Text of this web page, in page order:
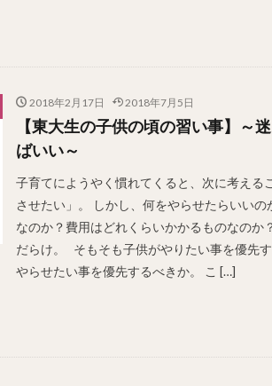
2018年2月17日 2018年7月5日
【東大生の子供の頃の習い事】～
ばいい～
子育てにようやく慣れてくると、次に考える
させたい」。 しかし、何をやらせたらいい
なのか？費用はどれくらいかかるものなのか
だらけ。 そもそも子供がやりたい事を優先
やらせたい事を優先するべきか。 こ […]